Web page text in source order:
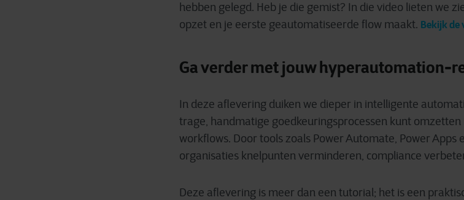
hebben gelegd. Heb je die gemist? In die video lieten we
opzet en je eerste geautomatiseerde flow maakt. Bekijk de
Ga verder met jouw hyperautomation-
In deze aflevering duiken we dieper in intelligente
trage, handmatige goedkeuringsprocessen kunt
workflows. Door tools zoals Power Automate, Power Apps
organisaties knelpunten verminderen, compliance
Deze aflevering is meer dan een tutorial; het is een